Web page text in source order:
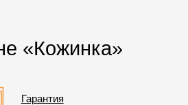
«Кожинка»
Гарантия